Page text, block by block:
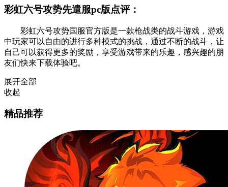
彩虹六号攻势先遣服pc版点评：
彩虹六号攻势国服官方版是一款枪战类的战斗游戏，游戏
中玩家可以自由的进行多种模式的挑战，通过不断的战斗，让
自己可以获得更多的奖励，享受游戏带来的乐趣，感兴趣的朋
友们快来下载体验吧。
展开全部
收起
精品推荐